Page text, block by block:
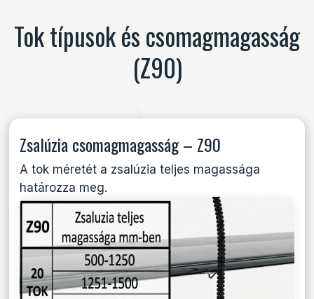
Tok típusok és csomagmagasság
(Z90)
Zsalúzia csomagmagasság – Z90
A tok méretét a zsalúzia teljes magassága
határozza meg.